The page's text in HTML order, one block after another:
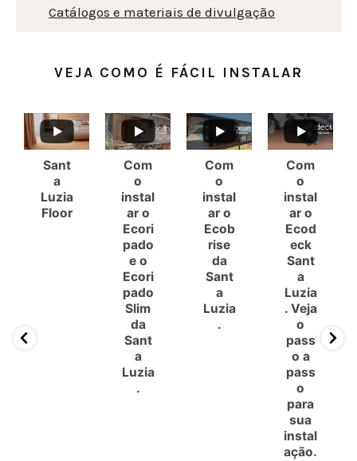
Catálogos e materiais de divulgação
VEJA COMO É FÁCIL INSTALAR
Sant
a
Luzia
Floor
Com
o
instal
ar o
Ecori
pado
e o
Ecori
pado
Slim
da
Sant
a
Luzia
.
Com
o
instal
ar o
Ecob
rise
da
Sant
a
Luzia
.
Com
o
instal
ar o
Ecod
eck
Sant
a
Luzia
. Veja
o
pass
o a
pass
o
para
sua
instal
ação.